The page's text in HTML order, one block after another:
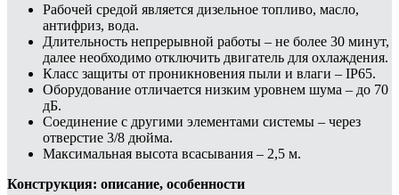
Рабочей средой является дизельное топливо, масло,
антифриз, вода.
Длительность непрерывной работы – не более 30 минут,
далее необходимо отключить двигатель для охлаждения.
Класс защиты от проникновения пыли и влаги – IP65.
Оборудование отличается низким уровнем шума – до 70
дБ.
Соединение с другими элементами системы – через
отверстие 3/8 дюйма.
Максимальная высота всасывания – 2,5 м.
Конструкция: описание, особенности